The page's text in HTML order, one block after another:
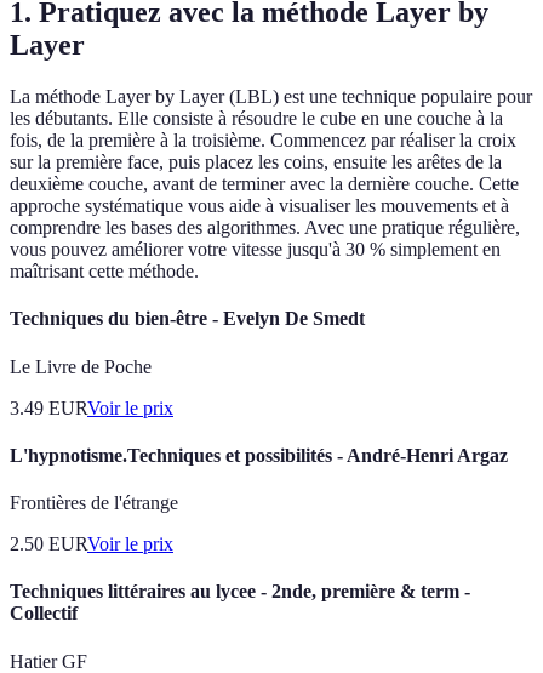
1. Pratiquez avec la méthode Layer by
Layer
La méthode Layer by Layer (LBL) est une technique populaire pour
les débutants. Elle consiste à résoudre le cube en une couche à la
fois, de la première à la troisième. Commencez par réaliser la croix
sur la première face, puis placez les coins, ensuite les arêtes de la
deuxième couche, avant de terminer avec la dernière couche. Cette
approche systématique vous aide à visualiser les mouvements et à
comprendre les bases des algorithmes. Avec une pratique régulière,
vous pouvez améliorer votre vitesse jusqu'à 30 % simplement en
maîtrisant cette méthode.
Techniques du bien-être - Evelyn De Smedt
Le Livre de Poche
3.49 EURVoir le prix
L'hypnotisme.Techniques et possibilités - André-Henri Argaz
Frontières de l'étrange
2.50 EURVoir le prix
Techniques littéraires au lycee - 2nde, première & term -
Collectif
Hatier GF